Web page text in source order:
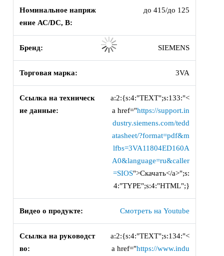
Номинальное напряж
ение АС/DC, В:
до 415/до 125
Бренд: SIEMENS
Торговая марка: 3VA
Ссылка на техническ
ие данные:
a:2:{s:4:"TEXT";s:133:"<
a href="https://support.in
dustry.siemens.com/tedd
atasheet/?format=pdf&m
lfbs=3VA11804ED160A
A0&language=ru&caller
=SIOS">Скачать</a>";s:
4:"TYPE";s:4:"HTML";}
Видео о продукте: Смотреть на Youtube
Ссылка на руководст
во:
a:2:{s:4:"TEXT";s:134:"<
a href="https://www.indu